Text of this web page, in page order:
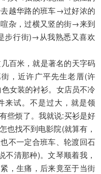
越华路的班车→过好浓的
杂，过横又竖的街→来到
步行街)→从我熟悉又喜欢
百米，就是著名的天字码
，近许广平先生老厝(许
女装的衬衫。女店员不冷
来试。不是过大，就是领
些烦了。我就说:买衫是好
也找不到电影院(就算有，
不一定合班车、轮渡回石
不清那种)。文琴顺着我，
，生痛，后来竟至于当街